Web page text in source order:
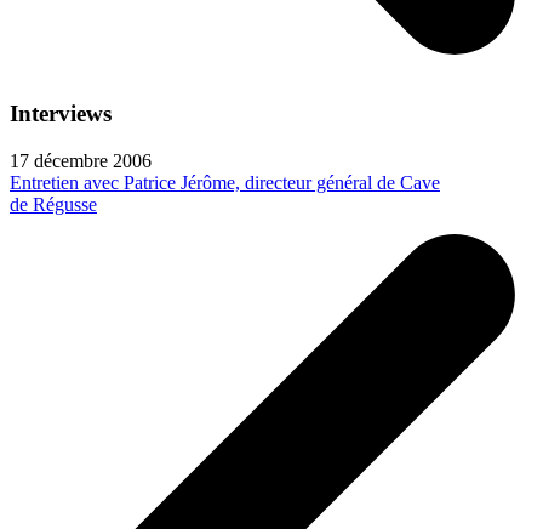
Interviews
17 décembre 2006
Entretien avec Patrice Jérôme, directeur général de Cave
de Régusse